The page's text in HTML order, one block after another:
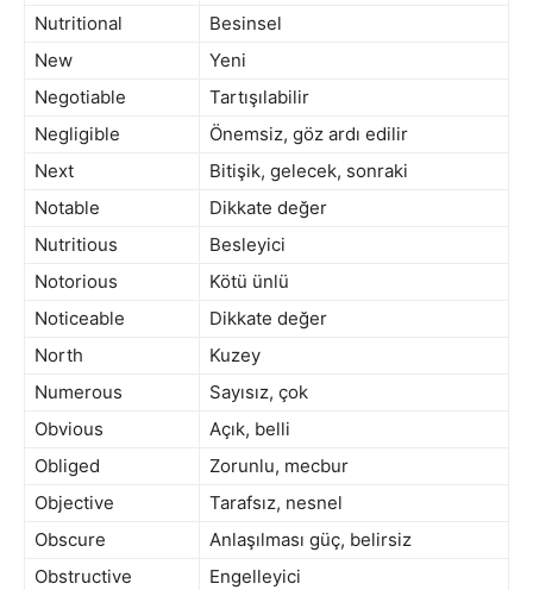
Nutritional
Besinsel
New
Yeni
Negotiable
Tartışılabilir
Negligible
Önemsiz, göz ardı edilir
Next
Bitişik, gelecek, sonraki
Notable
Dikkate değer
Nutritious
Besleyici
Notorious
Kötü ünlü
Noticeable
Dikkate değer
North
Kuzey
Numerous
Sayısız, çok
Obvious
Açık, belli
Obliged
Zorunlu, mecbur
Objective
Tarafsız, nesnel
Obscure
Anlaşılması güç, belirsiz
Obstructive
Engelleyici